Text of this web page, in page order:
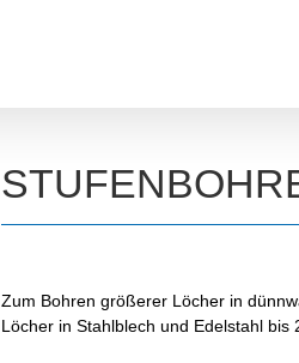
Zum Bohren größerer Löcher in
Löcher in Stahlblech und Edelstahl